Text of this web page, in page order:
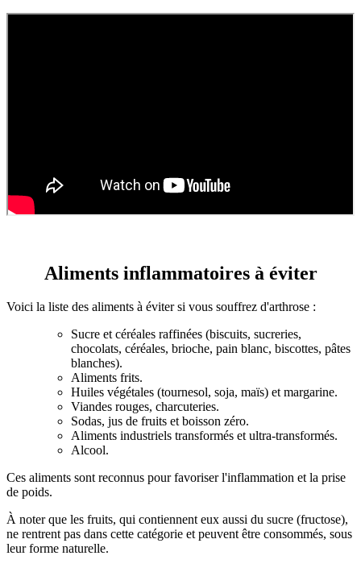
Aliments inflammatoires à éviter
Voici la liste des aliments à éviter si vous souffrez d'arthrose :
Sucre et céréales raffinées (biscuits, sucreries,
chocolats, céréales, brioche, pain blanc, biscottes, pâtes
blanches).
Aliments frits.
Huiles végétales (tournesol, soja, maïs) et margarine.
Viandes rouges, charcuteries.
Sodas, jus de fruits et boisson zéro.
Aliments industriels transformés et ultra-transformés.
Alcool.
Ces aliments sont reconnus pour favoriser l'inflammation et la prise
de poids.
À noter que les fruits, qui contiennent eux aussi du sucre (fructose),
ne rentrent pas dans cette catégorie et peuvent être consommés, sous
leur forme naturelle.